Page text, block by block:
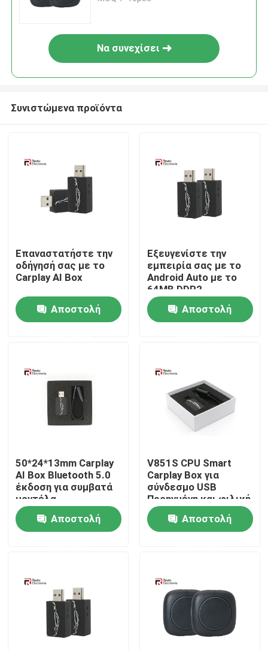
Αρχική Σελίδα
Σχετικά με εμάς
Γύρος εργοστασίων
επαφή
Νέα
Ζητήστε ένα απόσπασμα
Να συνεχίσει
Συνιστώμενα προϊόντα
Επαναστατήστε την
οδήγησή σας με το
Carplay AI Box
Αποστολή
Εξευγενίστε την
εμπειρία σας με το
Android Auto με το
64MB DDR2
ενσωματωμένο
Smart Carplay Box
Αποστολή
50*24*13mm Carplay
AI Box Bluetooth 5.0
έκδοση για συμβατά
μοντέλα
αυτοκινήτων
Αποστολή
V851S CPU Smart
Carplay Box για
σύνδεσμο USB
Προηγμένη και φιλική
προς το χρήστη
εγκατάσταση
Αποστολή